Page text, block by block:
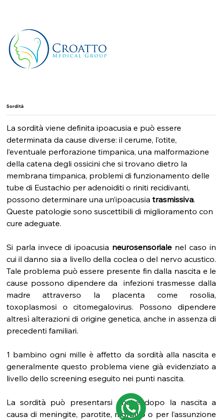
Sordità
La sordità viene definita ipoacusia e può essere
determinata da cause diverse: il cerume, l’otite,
l’eventuale perforazione timpanica, una malformazione
della catena degli ossicini che si trovano dietro la
membrana timpanica, problemi di funzionamento delle
tube di Eustachio per adenoiditi o riniti recidivanti,
possono determinare una un’ipoacusia trasmissiva.
Queste patologie sono suscettibili di miglioramento con
cure adeguate.
Si parla invece di ipoacusia neurosensoriale nel caso in
cui il danno sia a livello della coclea o del nervo acustico.
Tale problema può essere presente fin dalla nascita e le
cause possono dipendere da  infezioni trasmesse dalla
madre attraverso la placenta come rosolia,
toxoplasmosi o citomegalovirus. Possono dipendere
altresì alterazioni di origine genetica, anche in assenza di
precedenti familiari.
1 bambino ogni mille è affetto da sordità alla nascita e
generalmente questo problema viene già evidenziato a
livello dello screening eseguito nei punti nascita.
La sordità può presentarsi anche dopo la nascita a
causa di meningite, parotite, morbillo o per l’assunzione